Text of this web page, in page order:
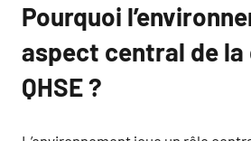
Pourquoi
aspect central de la
QHSE ?